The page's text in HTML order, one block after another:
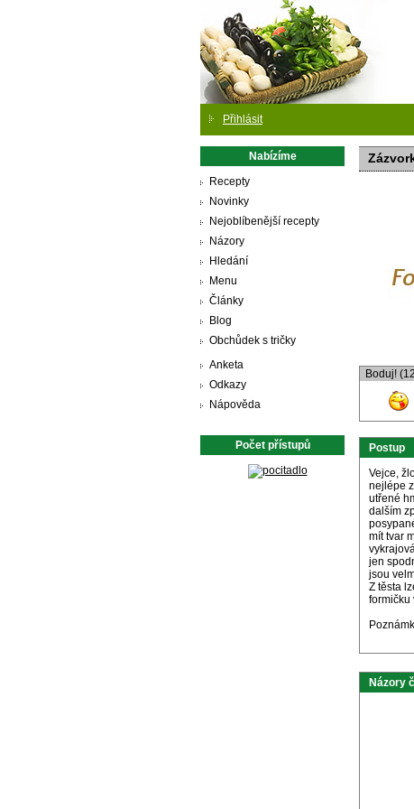
Přihlásit
Nabízíme
Recepty
Novinky
Nejoblíbenější recepty
Názory
Hledání
Menu
Články
Blog
Obchůdek s tričky
Anketa
Odkazy
Nápověda
Počet přístupů
Boduj!
Postup
Vejce,
nejlépe
utřené
dalším
mít tvar
jen
jsou
Z těsta
formičku
Názory